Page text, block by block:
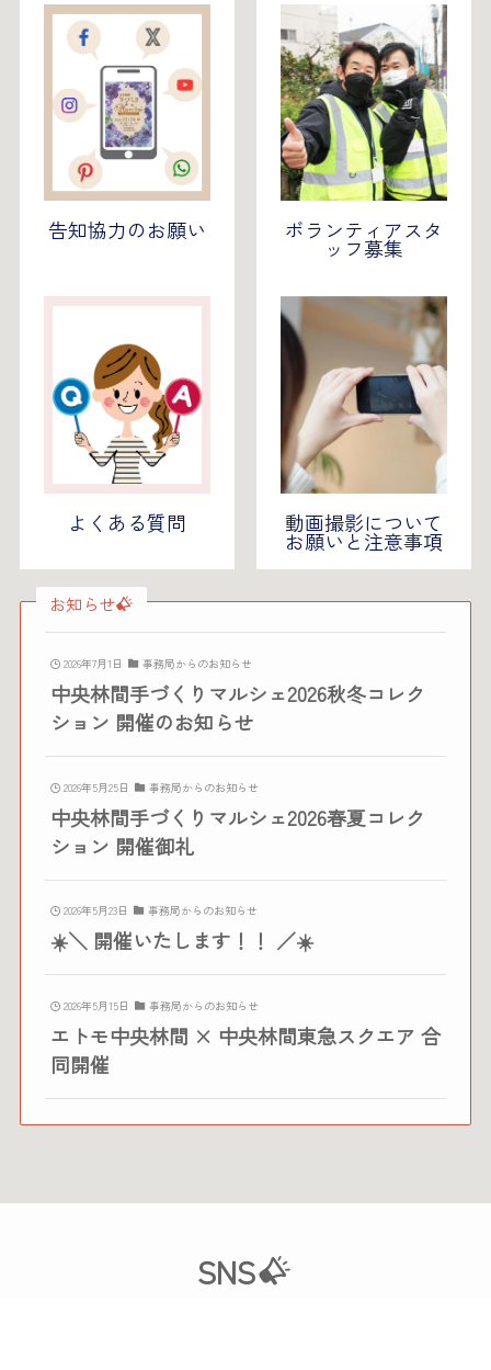
告知協力のお願い ボランティアスタ
ッフ募集
よくある質問 動画撮影について
お願いと注意事項
お知らせ
2026年7月1日 事務局からのお知らせ
中央林間手づくりマルシェ2026秋冬コレク
ション 開催のお知らせ
2026年5月25日 事務局からのお知らせ
中央林間手づくりマルシェ2026春夏コレク
ション 開催御礼
2026年5月23日 事務局からのお知らせ
☀️＼ 開催いたします！！ ／☀️
2026年5月15日 事務局からのお知らせ
エトモ中央林間 × 中央林間東急スクエア 合
同開催
SNS